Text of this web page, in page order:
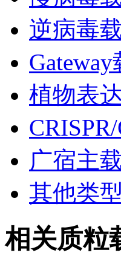
逆病毒
植物表
广宿主
其他类
相关质粒